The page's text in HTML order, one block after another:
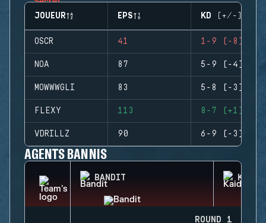
JOUEUR EPS KD (+/-)
OSCR 41 1-9 (-8)
NOA 87 5-9 (-4)
MOWWWGLI 83 5-8 (-3)
FLEXY 113 8-7 (+1)
VDRILLZ 90 6-9 (-3)
AGENTS BANNIS
BANDIT KAID
ROUND 1